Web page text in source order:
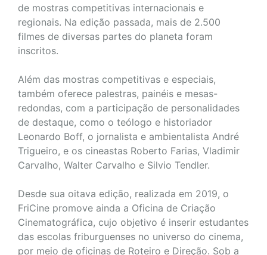
de mostras competitivas internacionais e
regionais. Na edição passada, mais de 2.500
filmes de diversas partes do planeta foram
inscritos.
Além das mostras competitivas e especiais,
também oferece palestras, painéis e mesas-
redondas, com a participação de personalidades
de destaque, como o teólogo e historiador
Leonardo Boff, o jornalista e ambientalista André
Trigueiro, e os cineastas Roberto Farias, Vladimir
Carvalho, Walter Carvalho e Silvio Tendler.
Desde sua oitava edição, realizada em 2019, o
FriCine promove ainda a Oficina de Criação
Cinematográfica, cujo objetivo é inserir estudantes
das escolas friburguenses no universo do cinema,
por meio de oficinas de Roteiro e Direção. Sob a